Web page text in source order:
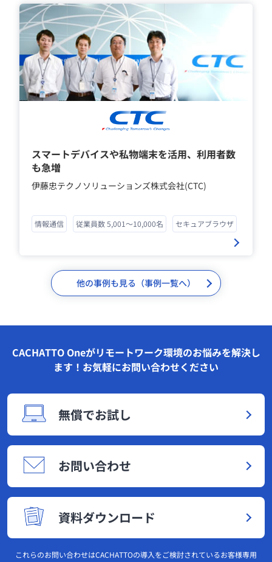
スマートデバイスや私物端末を活用、利用者数
も急増
伊藤忠テクノソリューションズ株式会社(CTC)
情報通信 従業員数 5,001～10,000名 セキュアブラウザ
他の事例も見る（事例一覧へ）
CACHATTO Oneがリモートワーク環境のお悩みを解決し
ます！お気軽にお問い合わせください
無償でお試し
お問い合わせ
資料ダウンロード
これらのお問い合わせはCACHATTOの導入をご検討されているお客様専用